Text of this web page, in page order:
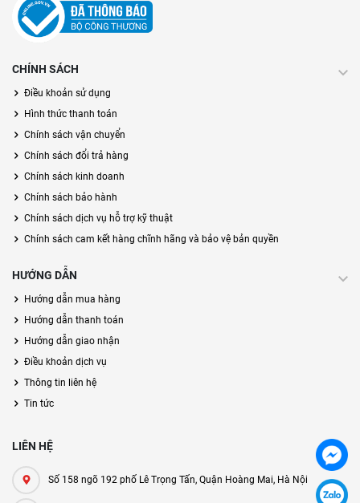
CHÍNH SÁCH
Điều khoản sử dụng
Hình thức thanh toán
Chính sách vận chuyển
Chính sách đổi trả hàng
Chính sách kinh doanh
Chính sách bảo hành
Chính sách dịch vụ hỗ trợ kỹ thuật
Chính sách cam kết hàng chĩnh hãng và bảo vệ bản quyền
HƯỚNG DẪN
Hướng dẫn mua hàng
Hướng dẫn thanh toán
Hướng dẫn giao nhận
Điều khoản dịch vụ
Thông tin liên hệ
Tin tức
LIÊN HỆ
Số 158 ngõ 192 phố Lê Trọng Tấn, Quận Hoàng Mai, Hà Nội